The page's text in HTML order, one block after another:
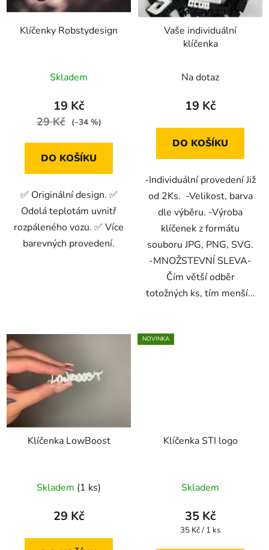
r
Klíčenky Robstydesign
Skladem
19 Kč
29 Kč (–34 %)
DO KOŠÍKU
✅ Originální design. ✅
Odolá teplotám uvnitř
rozpáleného vozu. ✅ Více
barevných provedení.
Vaše individuální
klíčenka
Na dotaz
19 Kč
DO KOŠÍKU
-Individuální provedení Již
od 2Ks. -Velikost, barva
dle výběru. -Výroba
klíčenek z formátu
souboru JPG, PNG, SVG.
-MNOŽSTEVNÍ SLEVA-
Čím větší odběr
totožných ks, tím menší...
Klíčenka LowBoost
Skladem (1 ks)
29 Kč
NOVINKA
Klíčenka STI logo
Skladem
35 Kč
Měrná
35 Kč / 1 ks